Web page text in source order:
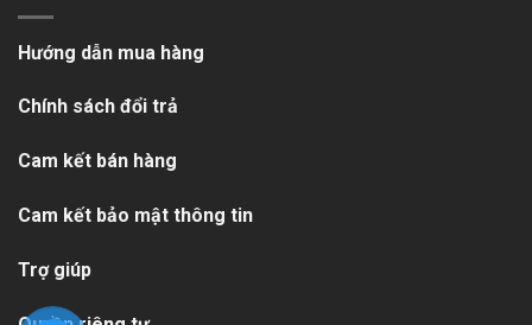
Hướng dẫn mua hàng
Chính sách đổi trả
Cam kết bán hàng
Cam kết bảo mật thông tin
Trợ giúp